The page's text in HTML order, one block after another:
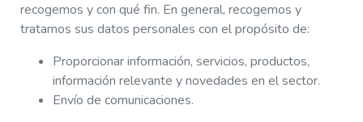
recogemos y con qué fin. En general, recogemos y
tratamos sus datos personales con el propósito de:
Proporcionar información, servicios, productos,
información relevante y novedades en el sector.
Envío de comunicaciones.